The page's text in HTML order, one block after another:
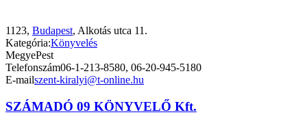
1123, Budapest, Alkotás utca 11.
Kategória:Könyvelés
MegyePest
Telefonszám06-1-213-8580, 06-20-945-5180
E-mailszent-kiralyi@t-online.hu
SZÁMADÓ 09 KÖNYVELŐ Kft.